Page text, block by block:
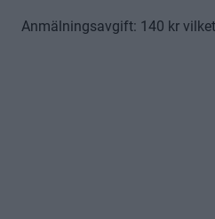
Anmälningsavgift: 140 kr